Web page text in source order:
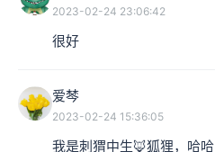
2023-02-24 23:06:42
很好
爱棽
2023-02-24 15:36:05
我是刺猬中生🦊狐狸，哈哈